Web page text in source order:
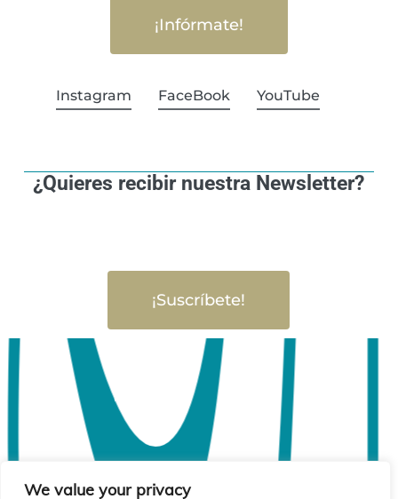
We value your privacy
¡Infórmate!
Instagram FaceBook YouTube
¿Quieres recibir nuestra Newsletter?
¡Suscríbete!